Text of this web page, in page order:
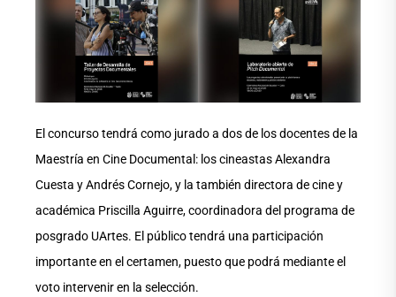
El concurso tendrá como jurado a dos de los docentes de la
Maestría en Cine Documental: los cineastas Alexandra
Cuesta y Andrés Cornejo, y la también directora de cine y
académica Priscilla Aguirre, coordinadora del programa de
posgrado UArtes. El público tendrá una participación
importante en el certamen, puesto que podrá mediante el
voto intervenir en la selección.